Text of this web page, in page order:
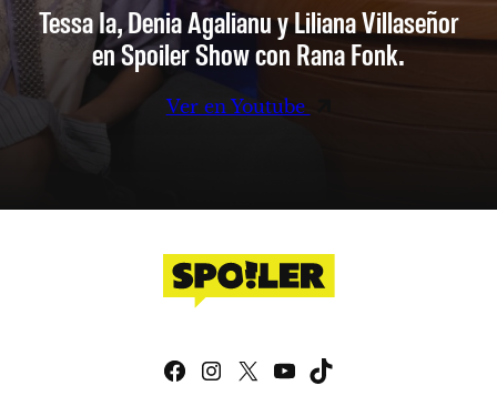
Tessa Ia, Denia Agalianu y Liliana Villaseñor
en Spoiler Show con Rana Fonk.
Ver en Youtube
Facebook
Instagram
X YouTube